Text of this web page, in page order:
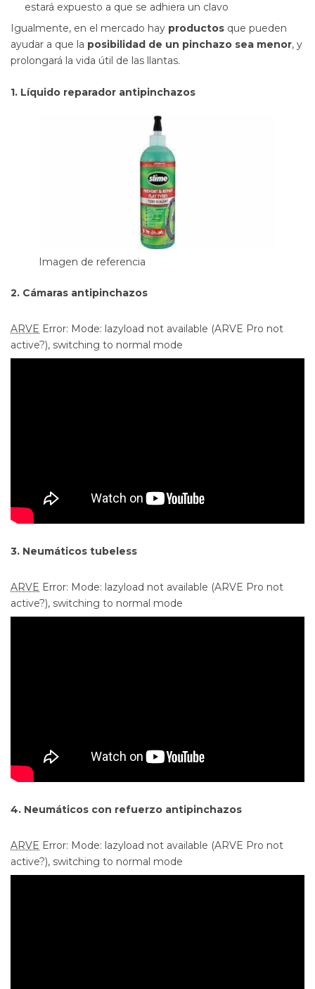
estará expuesto a que se adhiera un clavo
Igualmente, en el mercado hay productos que pueden
ayudar a que la posibilidad de un pinchazo sea menor, y
prolongará la vida útil de las llantas.
1. Líquido reparador antipinchazos
Imagen de referencia
2. Cámaras antipinchazos
ARVE Error: Mode: lazyload not available (ARVE Pro not
active?), switching to normal mode
3. Neumáticos tubeless
ARVE Error: Mode: lazyload not available (ARVE Pro not
active?), switching to normal mode
4. Neumáticos con refuerzo antipinchazos
ARVE Error: Mode: lazyload not available (ARVE Pro not
active?), switching to normal mode